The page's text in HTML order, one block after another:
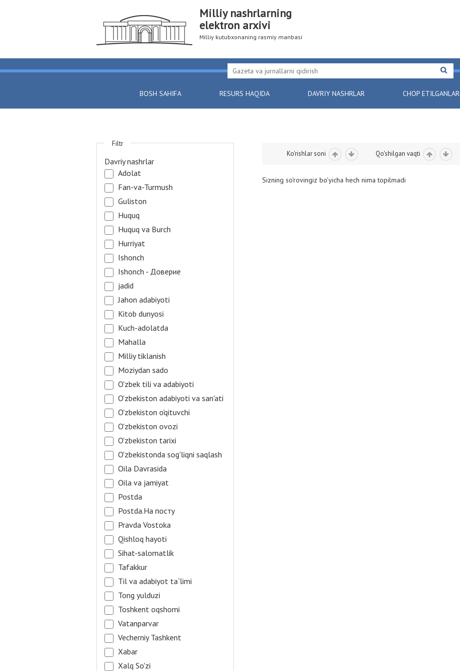
Milliy nashrlarning
elektron arxivi
Milliy kutubxonaning rasmiy manbasi
BOSH SAHIFA RESURS HAQIDA DAVRIY NASHRLAR CHOP ETILGANLAR
Ko'rishlar soni Qo'shilgan vaqti
Sizning so'rovingiz bo'yicha hech nima topilmadi
Filtr
Davriy nashrlar
Adolat
Fan-va-Turmush
Guliston
Huquq
Huquq va Burch
Hurriyat
Ishonch
Ishonch - Доверие
jadid
Jahon adabiyoti
Kitob dunyosi
Kuch-adolatda
Mahalla
Milliy tiklanish
Moziydan sado
O'zbek tili va adabiyoti
O'zbekiston adabiyoti va san'ati
O'zbekiston o'qituvchi
O'zbekiston ovozi
O'zbekiston tarixi
O'zbekistonda sog'liqni saqlash
Oila Davrasida
Oila va jamiyat
Postda
Postda.На посту
Pravda Vostoka
Qishloq hayoti
Sihat-salomatlik
Tafakkur
Til va adabiyot ta`limi
Tong yulduzi
Toshkent oqshomi
Vatanparvar
Vecherniy Tashkent
Xabar
Xalq So'zi